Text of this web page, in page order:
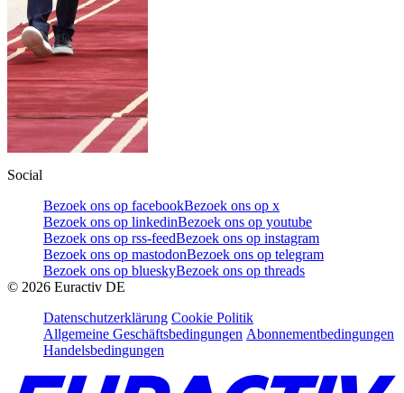
Social
Bezoek ons op facebookBezoek ons op x
Bezoek ons op linkedinBezoek ons op youtube
Bezoek ons op rss-feedBezoek ons op instagram
Bezoek ons op mastodonBezoek ons op telegram
Bezoek ons op blueskyBezoek ons op threads
© 2026 Euractiv DE
Datenschutzerklärung Cookie Politik
Allgemeine Geschäftsbedingungen Abonnementbedingungen
Handelsbedingungen